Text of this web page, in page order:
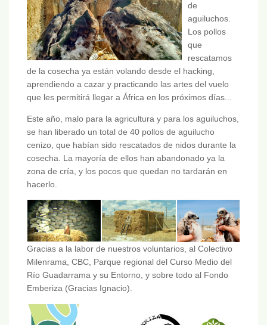
de
aguiluchos.
Los pollos
que
rescatamos
de la cosecha ya están volando desde el hacking,
aprendiendo a cazar y practicando las artes del vuelo
que les permitirá llegar a África en los próximos días...
Este año, malo para la agricultura y para los aguiluchos,
se han liberado un total de 40 pollos de aguilucho
cenizo, que habían sido rescatados de nidos durante la
cosecha. La mayoría de ellos han abandonado ya la
zona de cría, y los pocos que quedan no tardarán en
hacerlo.
Gracias a la labor de nuestros voluntarios, al Colectivo
Milenrama, CBC, Parque regional del Curso Medio del
Río Guadarrama y su Entorno, y sobre todo al Fondo
Emberiza (Gracias Ignacio).